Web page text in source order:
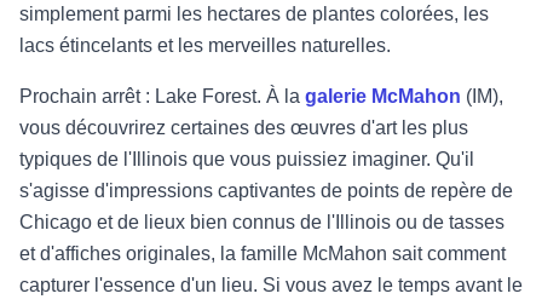
simplement parmi les hectares de plantes colorées, les
lacs étincelants et les merveilles naturelles.
Prochain arrêt : Lake Forest. À la galerie McMahon (IM),
vous découvrirez certaines des œuvres d'art les plus
typiques de l'Illinois que vous puissiez imaginer. Qu'il
s'agisse d'impressions captivantes de points de repère de
Chicago et de lieux bien connus de l'Illinois ou de tasses
et d'affiches originales, la famille McMahon sait comment
capturer l'essence d'un lieu. Si vous avez le temps avant le